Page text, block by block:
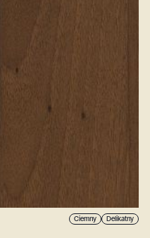
Ciemny Delikatny